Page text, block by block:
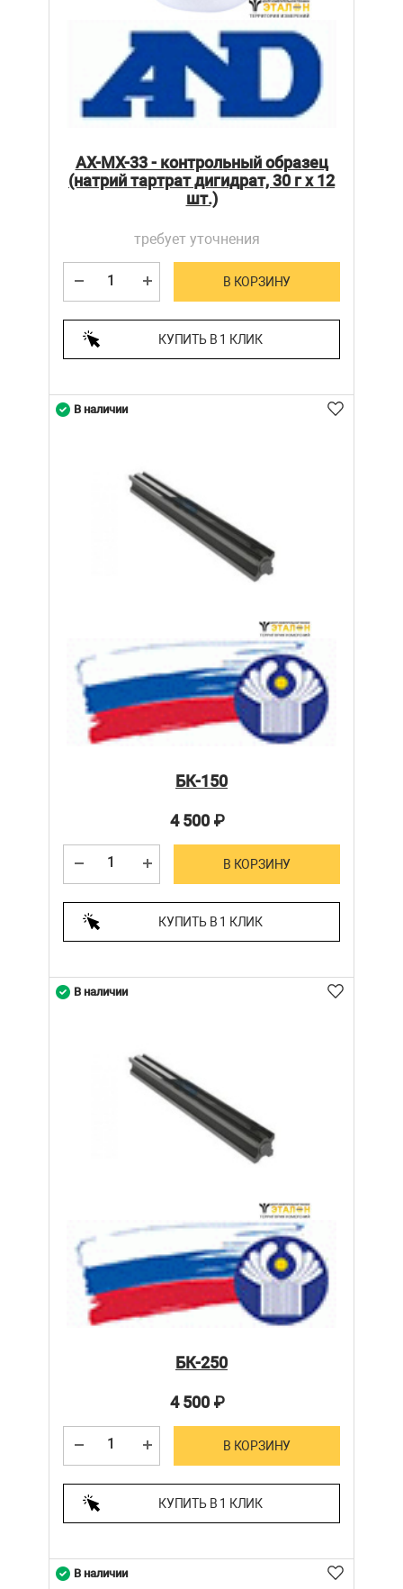
AX-MX-33 - контрольный образец
(натрий тартрат дигидрат, 30 г x 12
шт.)
требует уточнения
В КОРЗИНУ
КУПИТЬ В 1 КЛИК
БК-150
4 500₽
В КОРЗИНУ
КУПИТЬ В 1 КЛИК
В наличии
БК-250
4 500₽
В КОРЗИНУ
КУПИТЬ В 1 КЛИК
В наличии
В наличии